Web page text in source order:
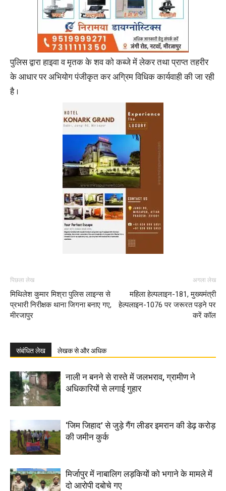
पुलिस द्वारा हाइवा व मृतक के शव को कब्जे में लेकर तथा प्राप्त तहरीर
के आधार पर अभियोग पंजीकृत कर अग्रिम विधिक कार्यवाही की जा रही
है ।
पिछला लेख
मिथिलेश कुमार मिश्रा पुलिस लाइन्स से
प्रभारी निरीक्षक थाना जिगना बनाए गए,
मीरजापुर
अगला लेख
महिला हेल्पलाइन-181, मुख्यमंत्री
हेल्पलाइन-1076 पर जरूरत पड़ने पर
करें कॉल
संबंधित लेख लेखक से और अधिक
नाली न बनने से रास्ते में जलभराव, ग्रामीण ने
अधिकारियों से लगाई गुहार
‘जिम जिहाद’ से जुड़े गैंग लीडर इमरान की डेढ़ करोड़
की जमीन कुर्क
मिर्जापुर में नाबालिग लड़कियों को भगाने के मामले में
दो आरोपी दबोचे गए